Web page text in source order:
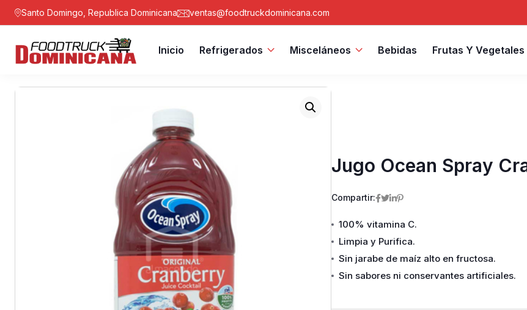
Santo Domingo, Republica Dominicana ventas@foodtruckdominicana.com
Inicio Refrigerados Misceláneos Bebidas Frutas Y Vegetales
Jugo Ocean Spray
Compartir:
100% vitamina C.
Limpia y Purifica.
Sin jarabe de maíz alto en fructosa.
Sin sabores ni conservantes artificiales.